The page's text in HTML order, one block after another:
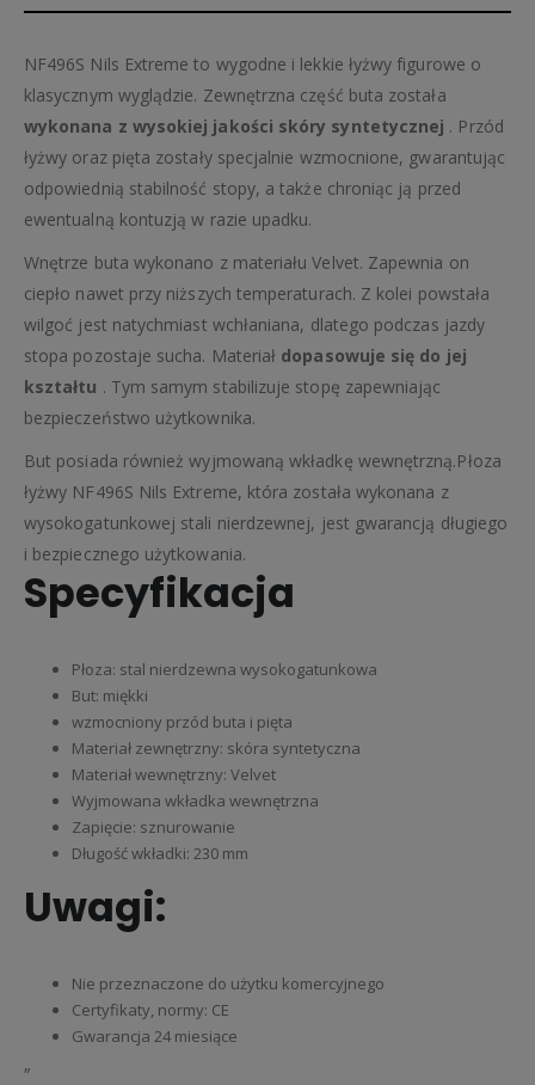
NF496S Nils Extreme to wygodne i lekkie łyżwy figurowe o
klasycznym wyglądzie. Zewnętrzna część buta została
wykonana z wysokiej jakości skóry syntetycznej . Przód
łyżwy oraz pięta zostały specjalnie wzmocnione, gwarantując
odpowiednią stabilność stopy, a także chroniąc ją przed
ewentualną kontuzją w razie upadku.
Wnętrze buta wykonano z materiału Velvet. Zapewnia on
ciepło nawet przy niższych temperaturach. Z kolei powstała
wilgoć jest natychmiast wchłaniana, dlatego podczas jazdy
stopa pozostaje sucha. Materiał dopasowuje się do jej
kształtu . Tym samym stabilizuje stopę zapewniając
bezpieczeństwo użytkownika.
But posiada również wyjmowaną wkładkę wewnętrzną.Płoza
łyżwy NF496S Nils Extreme, która została wykonana z
wysokogatunkowej stali nierdzewnej, jest gwarancją długiego
i bezpiecznego użytkowania.
Specyfikacja
Płoza: stal nierdzewna wysokogatunkowa
But: miękki
wzmocniony przód buta i pięta
Materiał zewnętrzny: skóra syntetyczna
Materiał wewnętrzny: Velvet
Wyjmowana wkładka wewnętrzna
Zapięcie: sznurowanie
Długość wkładki: 230 mm
Uwagi:
Nie przeznaczone do użytku komercyjnego
Certyfikaty, normy: CE
Gwarancja 24 miesiące
„